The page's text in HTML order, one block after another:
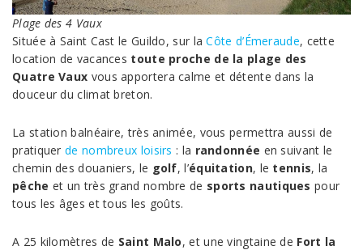
Plage des 4 Vaux
Située à Saint Cast le Guildo, sur laCôte d’Émeraude, cette
location de vacances toute proche de la plage des
Quatre Vaux vous apportera calme et détente dans la
douceur du climat breton.
La station balnéaire, très animée, vous permettra aussi de
pratiquer de nombreux loisirs : la randonnée en suivant le
chemin des douaniers, le golf, l’équitation, le tennis, la
pêche et un très grand nombre de sports nautiquespour
tous les âges et tous les goûts.
A 25 kilomètres de Saint Malo, et une vingtaine de Fort la